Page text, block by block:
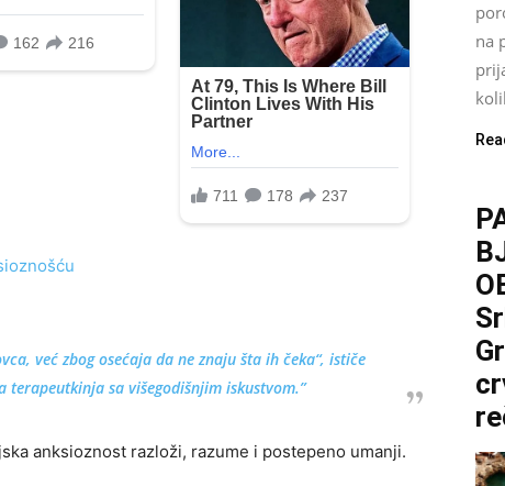
već zbog osećaja da ne znaju šta ih čeka“, ističe
terapeutkinja sa višegodišnjim iskustvom.”
anksioznost razloži, razume i postepeno umanji.
na